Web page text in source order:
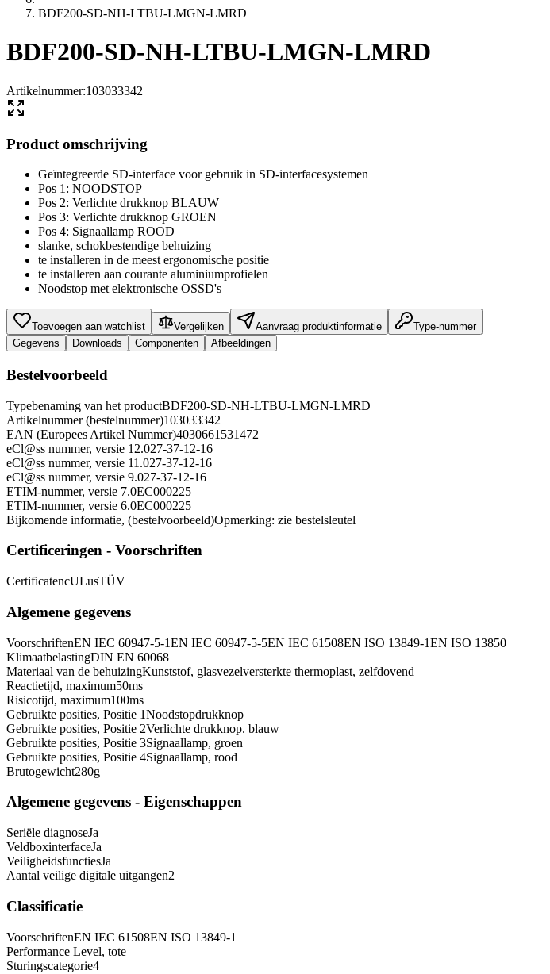
BDF200-SD-NH-LTBU-LMGN-LMRD
BDF200-SD-NH-LTBU-LMGN-LMRD
Artikelnummer:103033342
Product omschrijving
Geïntegreerde SD-interface voor gebruik in SD-interfacesystemen
Pos 1: NOODSTOP
Pos 2: Verlichte drukknop BLAUW
Pos 3: Verlichte drukknop GROEN
Pos 4: Signaallamp ROOD
slanke, schokbestendige behuizing
te installeren in de meest ergonomische positie
te installeren aan courante aluminiumprofielen
Noodstop met elektronische OSSD's
Toevoegen aan watchlist Vergelijken Aanvraag produktinformatie
Type-nummer
Gegevens
Downloads Componenten Afbeeldingen
Bestelvoorbeeld
Typebenaming van het productBDF200-SD-NH-LTBU-LMGN-LMRD
Artikelnummer (bestelnummer)103033342
EAN (Europees Artikel Nummer)4030661531472
eCl@ss nummer, versie 12.027-37-12-16
eCl@ss nummer, versie 11.027-37-12-16
eCl@ss nummer, versie 9.027-37-12-16
ETIM-nummer, versie 7.0EC000225
ETIM-nummer, versie 6.0EC000225
Bijkomende informatie, (bestelvoorbeeld)Opmerking: zie bestelsleutel
Certificeringen - Voorschriften
CertificatencULusTÜV
Algemene gegevens
VoorschriftenEN IEC 60947-5-1EN IEC 60947-5-5EN IEC 61508EN ISO 13849-1EN ISO 13850
KlimaatbelastingDIN EN 60068
Materiaal van de behuizingKunststof, glasvezelversterkte thermoplast, zelfdovend
Reactietijd, maximum50ms
Risicotijd, maximum100ms
Gebruikte posities, Positie 1Noodstopdrukknop
Gebruikte posities, Positie 2Verlichte drukknop. blauw
Gebruikte posities, Positie 3Signaallamp, groen
Gebruikte posities, Positie 4Signaallamp, rood
Brutogewicht280g
Algemene gegevens - Eigenschappen
Seriële diagnoseJa
VeldboxinterfaceJa
VeiligheidsfunctiesJa
Aantal veilige digitale uitgangen2
Classificatie
VoorschriftenEN IEC 61508EN ISO 13849-1
Performance Level, tote
Sturingscategorie4